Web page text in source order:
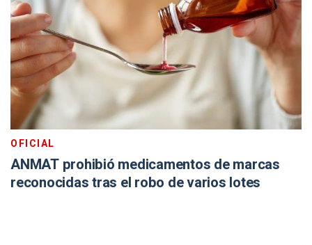
OFICIAL
ANMAT prohibió medicamentos de marcas
reconocidas tras el robo de varios lotes